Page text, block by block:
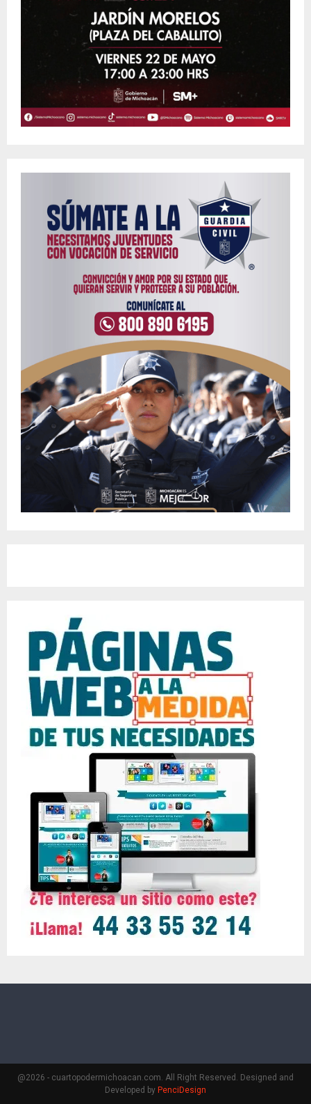
@2026 - cuartopodermichoacan.com. All Right Reserved. Designed and
Developed by PenciDesign